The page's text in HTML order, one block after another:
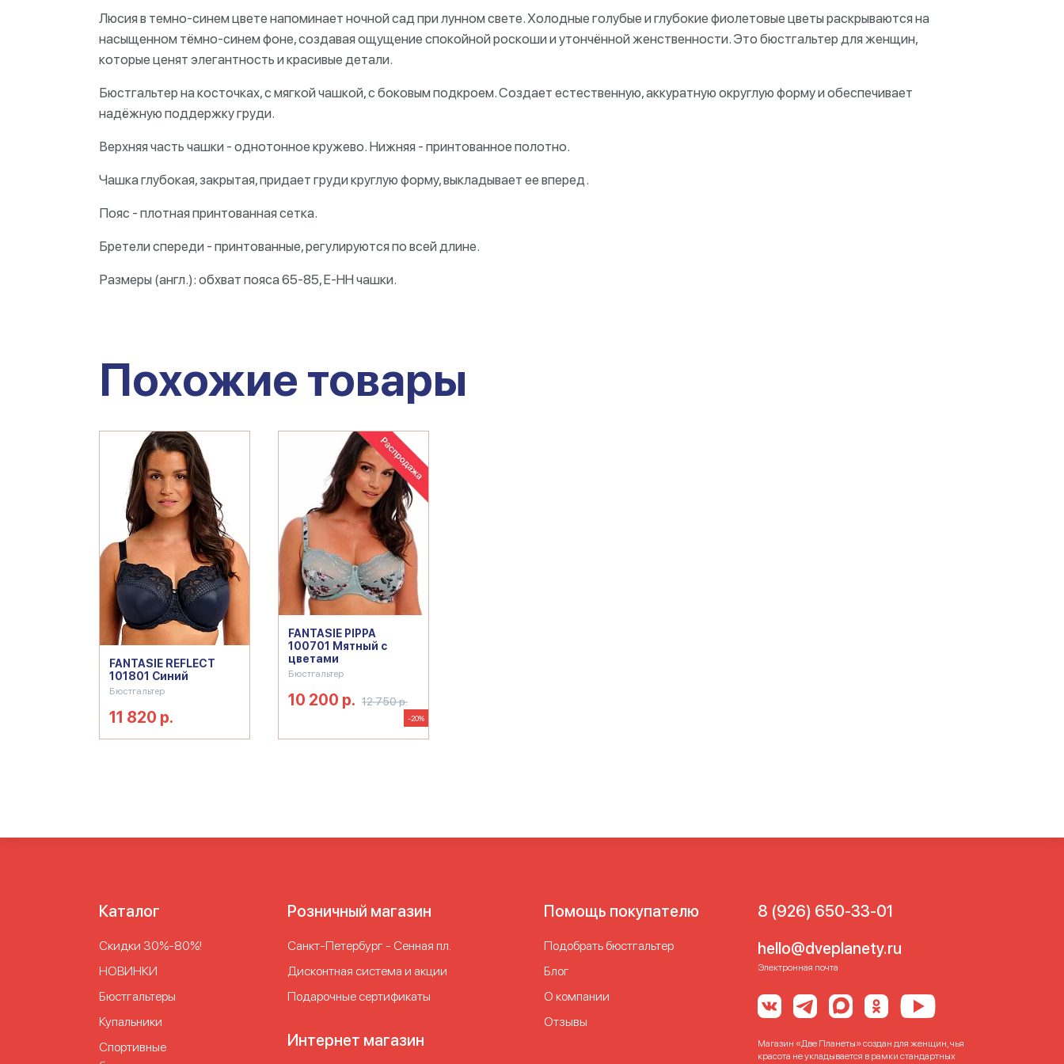
Люсия в темно-синем цвете напоминает ночной сад при лунном свете. Холодные голубые и глубокие фиолетовые цветы раскрываются на
насыщенном тёмно-синем фоне, создавая ощущение спокойной роскоши и утончённой женственности. Это бюстгальтер для женщин,
которые ценят элегантность и красивые детали.
Бюстгальтер на косточках, с мягкой чашкой, с боковым подкроем. Создает естественную, аккуратную округлую форму и обеспечивает
надёжную поддержку груди.
Верхняя часть чашки - однотонное кружево. Нижняя - принтованное полотно.
Чашка глубокая, закрытая, придает груди круглую форму, выкладывает ее вперед.
Пояс - плотная принтованная сетка.
Бретели спереди - принтованные, регулируются по всей длине.
Размеры (англ.): обхват пояса 65-85, E-HH чашки.
Похожие товары
FANTASIE REFLECT
101801 Синий
Бюстгальтер
11 820 р.
FANTASIE PIPPA
100701 Мятный с
цветами
Бюстгальтер
10 200 р. 12 750 р.
-20%
Каталог
Скидки 30%-80%!
НОВИНКИ
Бюстгальтеры
Купальники
Спортивные
Розничный магазин
Cанкт-Петербург - Сенная пл.
Дисконтная система и акции
Подарочные сертификаты
Интернет магазин
Помощь покупателю
Подобрать бюстгальтер
Блог
О компании
Отзывы
8 (926) 650-33-01
hello@dveplanety.ru
Электронная почта
Магазин «Две Планеты» создан для женщин, чья
красота не укладывается в рамки стандартных